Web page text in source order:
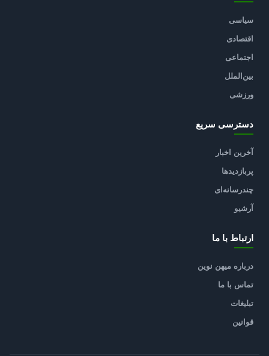
سیاسی
اقتصادی
اجتماعی
بین‌الملل
ورزشی
دسترسی سریع
آخرین اخبار
پربازدیدها
چندرسانه‌ای
آرشیو
ارتباط با ما
درباره میهن نوین
تماس با ما
تبلیغات
قوانین